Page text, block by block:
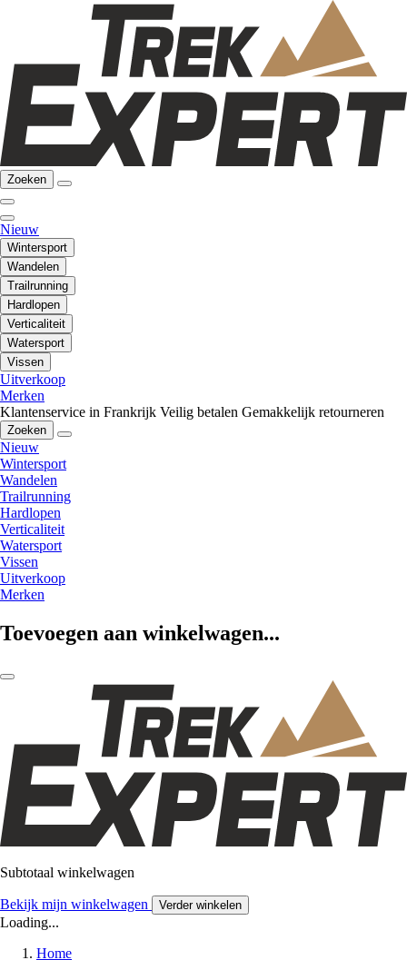
Zoeken
Nieuw
Wintersport
Wandelen
Trailrunning
Hardlopen
Verticaliteit
Watersport
Vissen
Uitverkoop
Merken
Klantenservice in Frankrijk Veilig betalen Gemakkelijk retourneren
Zoeken
Nieuw
Wintersport
Wandelen
Trailrunning
Hardlopen
Verticaliteit
Watersport
Vissen
Uitverkoop
Merken
Toevoegen aan winkelwagen...
Subtotaal winkelwagen
Bekijk mijn winkelwagen Verder winkelen
Loading...
Home